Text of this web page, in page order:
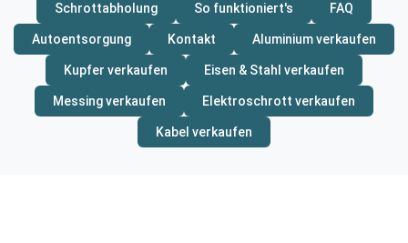
Schrottabholung So funktioniert's FAQ
Autoentsorgung Kontakt Aluminium verkaufen
Kupfer verkaufen Eisen & Stahl verkaufen
Messing verkaufen Elektroschrott verkaufen
Kabel verkaufen